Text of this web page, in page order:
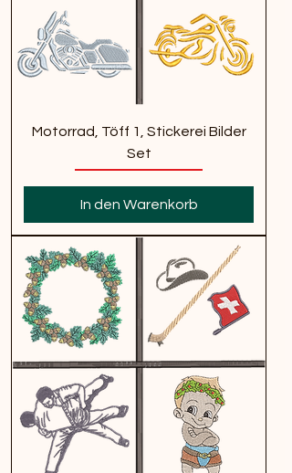
Motorrad, Töff 1, Stickerei Bilder
Set
In den Warenkorb